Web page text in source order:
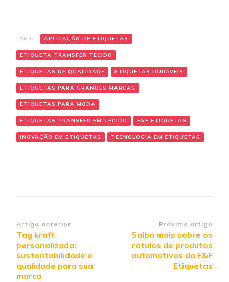
TAGS: APLICAÇÃO DE ETIQUETAS
ETIQUETA TRANSFER TECIDO
ETIQUETAS DE QUALIDADE ETIQUETAS DURÁVEIS
ETIQUETAS PARA GRANDES MARCAS
ETIQUETAS PARA MODA
ETIQUETAS TRANSFER EM TECIDO F&F ETIQUETAS
INOVAÇÃO EM ETIQUETAS TECNOLOGIA EM ETIQUETAS
Navegação de post
Artigo anterior
Tag kraft
personalizada:
sustentabilidade e
qualidade para sua
marca
Próximo artigo
Saiba mais sobre os
rótulos de produtos
automotivos da F&F
Etiquetas